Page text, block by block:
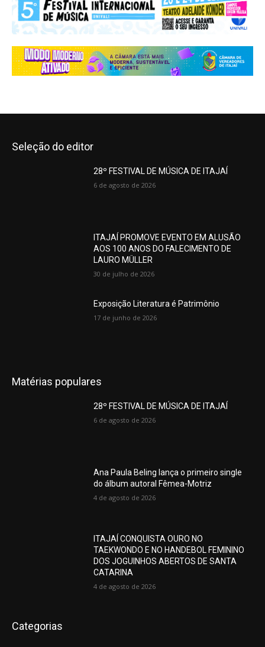
Seleção do editor
28º FESTIVAL DE MÚSICA DE ITAJAÍ
6 de agosto de 2026
ITAJAÍ PROMOVE EVENTO EM ALUSÃO
AOS 100 ANOS DO FALECIMENTO DE
LAURO MÜLLER
30 de julho de 2026
Exposição Literatura é Patrimônio
17 de junho de 2026
Matérias populares
28º FESTIVAL DE MÚSICA DE ITAJAÍ
6 de agosto de 2026
Ana Paula Beling lança o primeiro single
do álbum autoral Fêmea-Motriz
4 de agosto de 2026
ITAJAÍ CONQUISTA OURO NO
TAEKWONDO E NO HANDEBOL FEMININO
DOS JOGUINHOS ABERTOS DE SANTA
CATARINA
4 de agosto de 2026
Categorias